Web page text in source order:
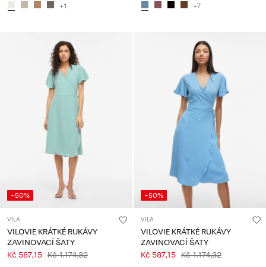
+1 +7
-50%
VILA
VILOVIE KRÁTKÉ RUKÁVY
ZAVINOVACÍ ŠATY
Kč 587,15 Kč 1.174,32
-50%
VILA
VILOVIE KRÁTKÉ RUKÁVY
ZAVINOVACÍ ŠATY
Kč 587,15 Kč 1.174,32